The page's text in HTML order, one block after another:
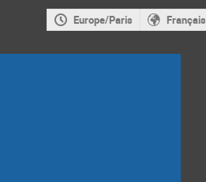
Europe/Paris Français